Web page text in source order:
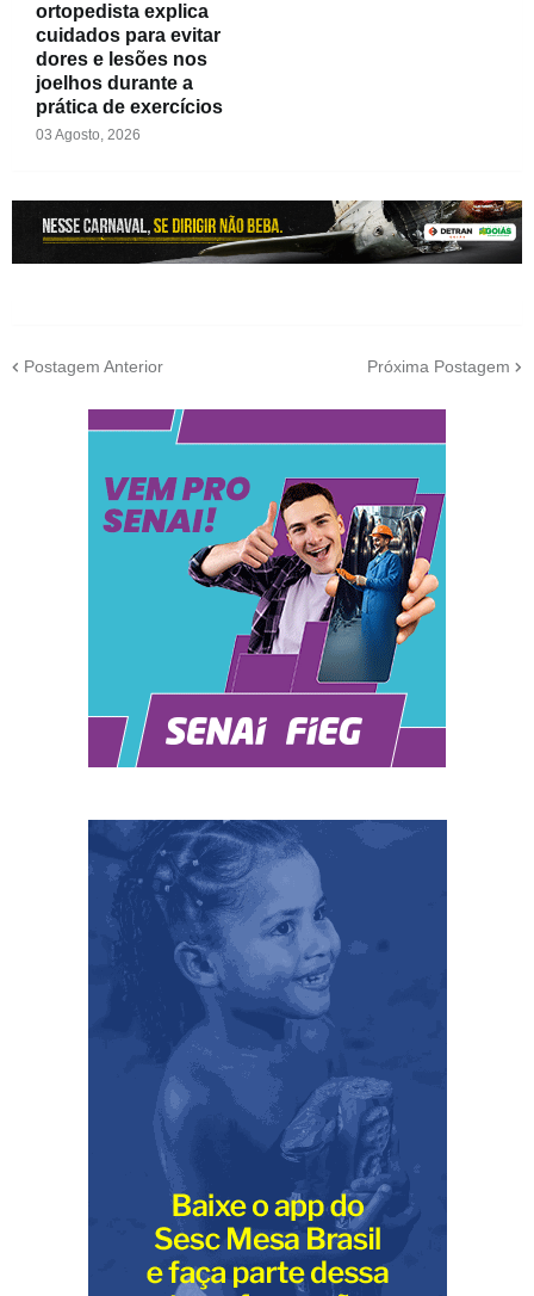
ortopedista explica
cuidados para evitar
dores e lesões nos
joelhos durante a
prática de exercícios
03 Agosto, 2026
Postagem Anterior Próxima Postagem